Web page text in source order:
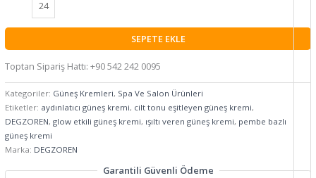
SEPETE EKLE
Toptan Sipariş Hattı: +90 542 242 0095
Kategoriler: Güneş Kremleri, Spa Ve Salon Ürünleri
Etiketler: aydınlatıcı güneş kremi, cilt tonu eşitleyen güneş kremi,
DEGZOREN, glow etkili güneş kremi, ışıltı veren güneş kremi, pembe bazlı
güneş kremi
Marka: DEGZOREN
Garantili Güvenli Ödeme